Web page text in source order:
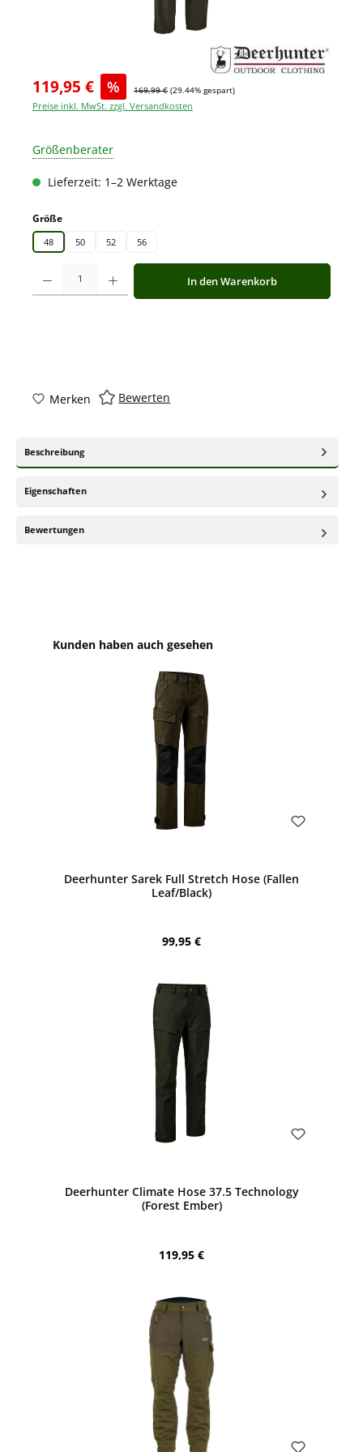
119,95 € % 169,99 € (29.44% gespart)
Preise inkl. MwSt. zzgl. Versandkosten
Größenberater
Lieferzeit: 1–2 Werktage
Größeauswählen
48 50 52 56
Produkt Anzahl: Gib den gewünschten Wert ein oder benutze die
In den Warenkorb
Merken Bewerten
Beschreibung
Eigenschaften
Bewertungen
Produktgalerie überspringen
Kunden haben auch gesehen
Deerhunter Sarek Full Stretch Hose (Fallen
Leaf/Black)
Regulärer Preis:
99,95 €
Deerhunter Climate Hose 37.5 Technology
(Forest Ember)
Regulärer Preis:
119,95 €